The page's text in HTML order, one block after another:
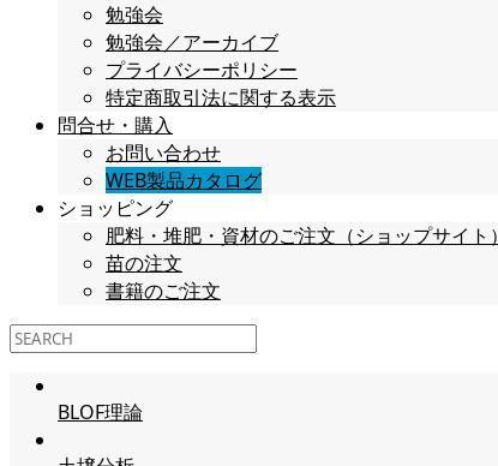
勉強会
勉強会／アーカイブ
プライバシーポリシー
特定商取引法に関する表示
問合せ・購入
お問い合わせ
WEB製品カタログ
ショッピング
肥料・堆肥・資材のご注文（ショップサイト）
苗の注文
書籍のご注文
BLOF理論